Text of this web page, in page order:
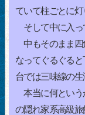
ていて柱ごとに灯
そして中に入っ
中もそのまま四
なってぐるぐる
台では三味線の生
本当に何という
の隠れ家系高級旅